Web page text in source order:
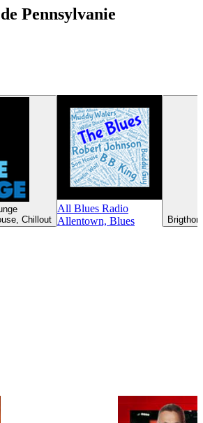
Pennsylvanie
Chillout
All Blues Radio
Allentown, Blues